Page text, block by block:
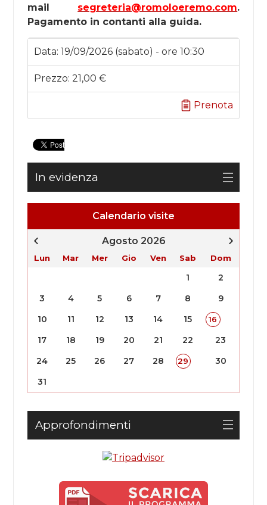
Calendario visite
Agosto 2026
Lun Mar Mer Gio Ven Sab Dom
1
2
3
4 5 6 7 8
9
10
11 12 13 14 15 16
17 18 19 20 21 22
23
24
25 26 27 28 29
30
31
Approfondimenti
mail segreteria@romoloeremo.com.
Pagamento in contanti alla guida.
Data: 19/09/2026 (sabato) - ore 10:30
Prezzo: 21,00 €
Prenota
In evidenza